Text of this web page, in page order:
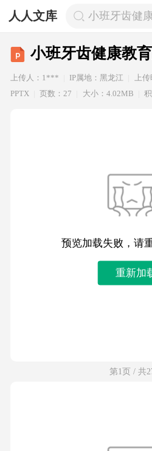
人人文库 小班牙齿健
小班牙齿健康教
上传人：1*** IP属地：黑龙江 上
PPTX
页数：27 大小：4.02MB
预览加载失败，请
重新加
第1页 / 共